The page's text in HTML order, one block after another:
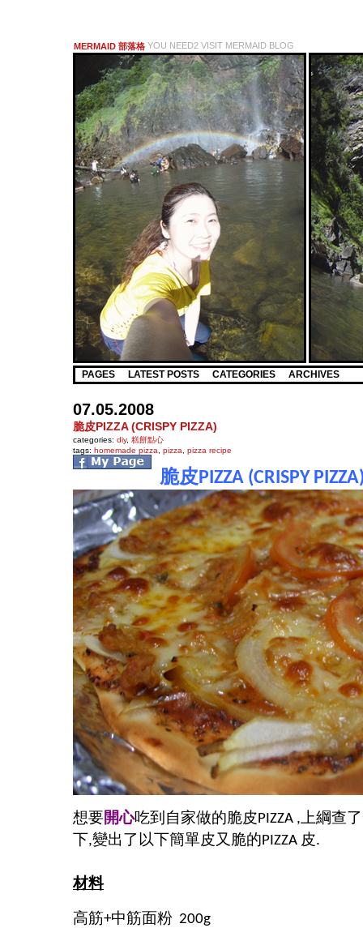
MERMAID 部落格 YOU NEED2 VISIT MERMAID BLOG
PAGES LATEST POSTS CATEGORIES ARCHIVES
07.05.2008
脆皮PIZZA (CRISPY PIZZA)
categories: diy, 糕餅點心
tags: homemade pizza pizza pizza recipe
脆皮PIZZA (CRISPY
想要開心吃到自家做的脆皮PIZZA ,上綱查
下,變出了以下簡單皮又脆的PIZZA 皮.
材料
高筋+中筋面粉 200g